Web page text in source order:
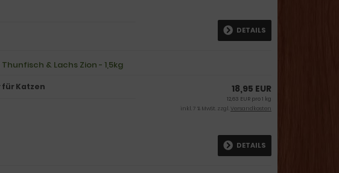
DETAILS
& Lachs Zion - 1,5kg
Katzen 18,95 EUR
12,63 EUR pro 1 kg
inkl. 7 % MwSt. zzgl.Versandkosten
DETAILS